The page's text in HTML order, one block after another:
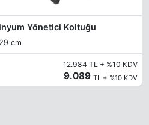
Yönetici Koltuğu
cm
12.984 TL + %10 KDV
9.089 TL + %10 KDV